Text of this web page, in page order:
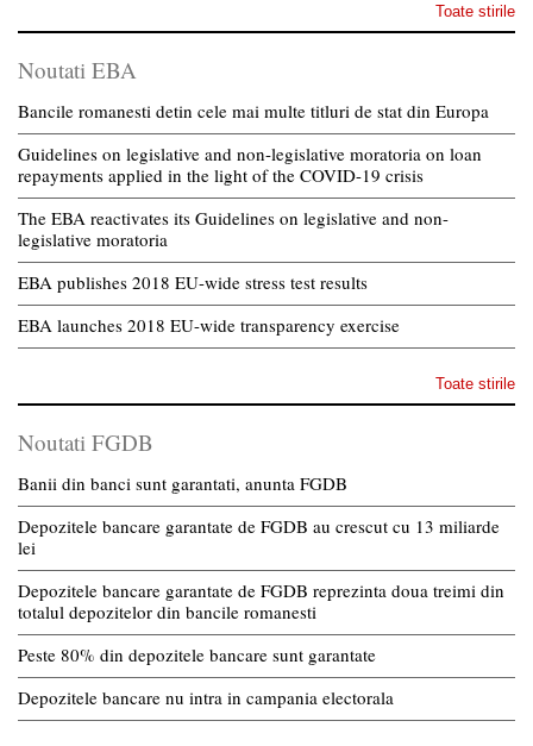
Toate stirile
Noutati EBA
Bancile romanesti detin cele mai multe titluri de stat din Europa
Guidelines on legislative and non-legislative moratoria on loan
repayments applied in the light of the COVID-19 crisis
The EBA reactivates its Guidelines on legislative and non-
legislative moratoria
EBA publishes 2018 EU-wide stress test results
EBA launches 2018 EU-wide transparency exercise
Toate stirile
Noutati FGDB
Banii din banci sunt garantati, anunta FGDB
Depozitele bancare garantate de FGDB au crescut cu 13 miliarde
lei
Depozitele bancare garantate de FGDB reprezinta doua treimi din
totalul depozitelor din bancile romanesti
Peste 80% din depozitele bancare sunt garantate
Depozitele bancare nu intra in campania electorala